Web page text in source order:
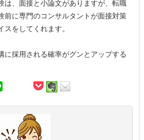
は、面接と小論文がありますが、転職
前に専門のコンサルタントが面接対策
をしてくれます。
に採用される確率がグンとアップする